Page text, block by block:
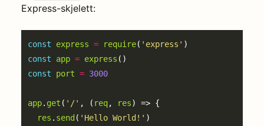
Express-skjelett:
const express = require( 'express'
const
app = express
const
port = 3000
app. get ( '/' , ( req, res
res . send ( 'Hello World!'